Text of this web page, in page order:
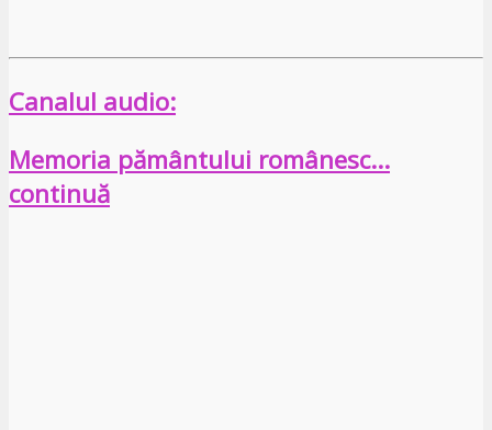
Canalul audio:
Memoria pământului românesc…
continuă